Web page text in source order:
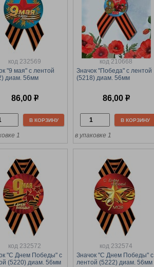
код 232569
"9 мая" с лентой
диам. 56мм
86,00 р
В КОРЗИНУ
1
код 210668
Значок "Победа" с лентой
(5218) диам. 56мм
86,00 р
В КОРЗИНУ
в упаковке 1
код 232572
"С Днем Победы" с
(5220) диам. 56мм
код 232574
Значок "С Днем Победы" с
лентой (5222) диам. 56мм